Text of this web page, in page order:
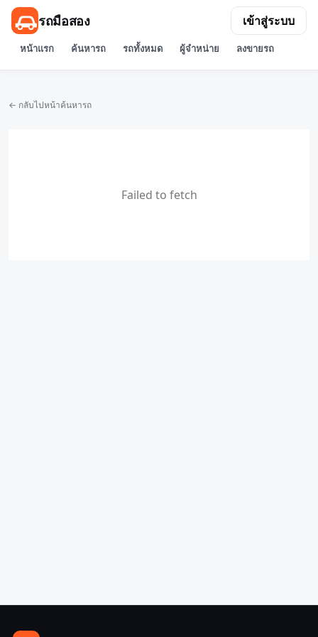
รถมือสอง
หน้าแรก ค้นหารถ รถทั้งหมด ผู้จำหน่าย ลงขายรถ
เข้าสู่ระบบ
← กลับไปหน้าค้นหารถ
Failed to fetch